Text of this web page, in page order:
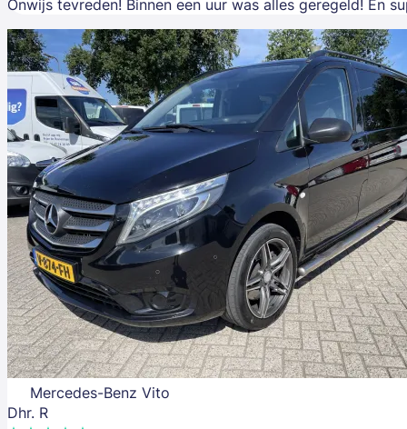
Onwijs tevreden! Binnen een uur was alles geregeld! En
Mercedes-Benz Vito
Dhr. R